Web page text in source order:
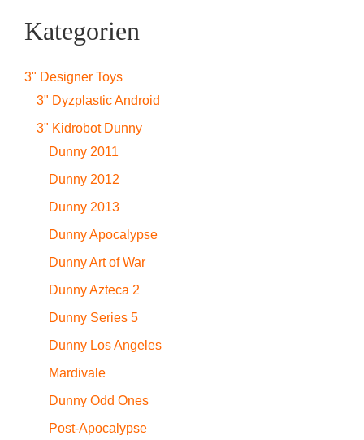
Kategorien
3" Designer Toys
3" Dyzplastic Android
3" Kidrobot Dunny
Dunny 2011
Dunny 2012
Dunny 2013
Dunny Apocalypse
Dunny Art of War
Dunny Azteca 2
Dunny Series 5
Dunny Los Angeles
Mardivale
Dunny Odd Ones
Post-Apocalypse